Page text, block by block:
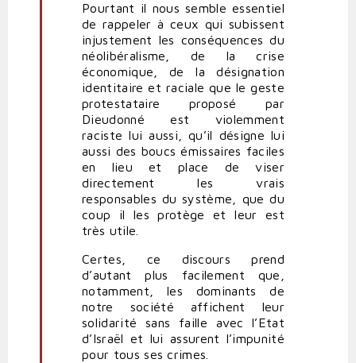
Pourtant il nous semble essentiel
de rappeler à ceux qui subissent
injustement les conséquences du
néolibéralisme, de la crise
économique, de la désignation
identitaire et raciale que le geste
protestataire proposé par
Dieudonné est violemment
raciste lui aussi, qu’il désigne lui
aussi des boucs émissaires faciles
en lieu et place de viser
directement les vrais
responsables du système, que du
coup il les protège et leur est
très utile.
Certes, ce discours prend
d’autant plus facilement que,
notamment, les dominants de
notre société affichent leur
solidarité sans faille avec l’Etat
d’Israël et lui assurent l’impunité
pour tous ses crimes.